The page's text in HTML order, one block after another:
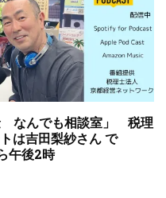
なんでも相談室」 税理
は吉田梨紗さん で
午後2時